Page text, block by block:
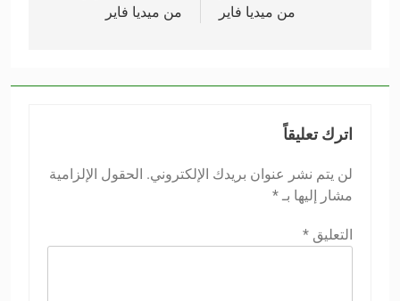
من ميديا فاير
من ميديا فاير
اترك تعليقاً
لن يتم نشر عنوان بريدك الإلكتروني. الحقول الإلزامية
مشار إليها بـ *
التعليق *